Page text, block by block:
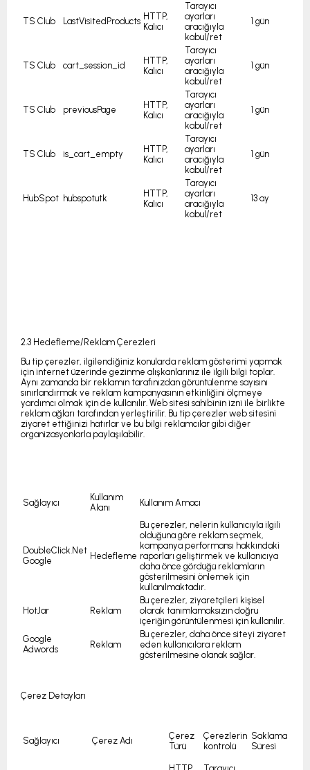
TS Club LastVisitedProducts HTTP,
Kalıcı
Tarayıcı
ayarları
aracığıyla
kabul/ret
1 gün
TS Club cart_session_id
HTTP,
Kalıcı
Tarayıcı
ayarları
aracığıyla
kabul/ret
1 gün
TS Club previousPage
HTTP,
Kalıcı
Tarayıcı
ayarları
aracığıyla
kabul/ret
1 gün
TS Club is_cart_empty
HTTP,
Kalıcı
Tarayıcı
ayarları
aracığıyla
kabul/ret
1 gün
HubSpot hubspotutk
HTTP,
Kalıcı
Tarayıcı
ayarları
aracığıyla
kabul/ret
13 ay
2.3 Hedefleme/Reklam Çerezleri
Bu tip çerezler, ilgilendiğiniz konularda reklam gösterimi yapmak
için internet üzerinde gezinme alışkanlarınız ile ilgili bilgi toplar.
Aynı zamanda bir reklamın tarafınızdan görüntülenme sayısını
sınırlandırmak ve reklam kampanyasının etkinliğini ölçmeye
yardımcı olmak için de kullanılır. Web sitesi sahibinin izni ile birlikte
reklam ağları tarafından yerleştirilir. Bu tip çerezler web sitesini
ziyaret ettiğinizi hatırlar ve bu bilgi reklamcılar gibi diğer
organizasyonlarla paylaşılabilir.
Sağlayıcı
Kullanım
Alanı
Kullanım Amacı
DoubleClick.Net
Google
Hedefleme
Bu çerezler, nelerin kullanıcıyla ilgili
olduğuna göre reklam seçmek,
kampanya performansı hakkındaki
raporları geliştirmek ve kullanıcıya
daha önce gördüğü reklamların
gösterilmesini önlemek için
kullanılmaktadır.
HotJar Reklam
Bu çerezler, ziyaretçileri kişisel
olarak tanımlamaksızın doğru
içeriğin görüntülenmesi için kullanılır.
Google
Adwords
Reklam
Bu çerezler, daha önce siteyi ziyaret
eden kullanıcılara reklam
gösterilmesine olanak sağlar.
Çerez Detayları
Sağlayıcı Çerez Adı
Çerez
Türü
Çerezlerin
kontrolü
Saklama
Süresi